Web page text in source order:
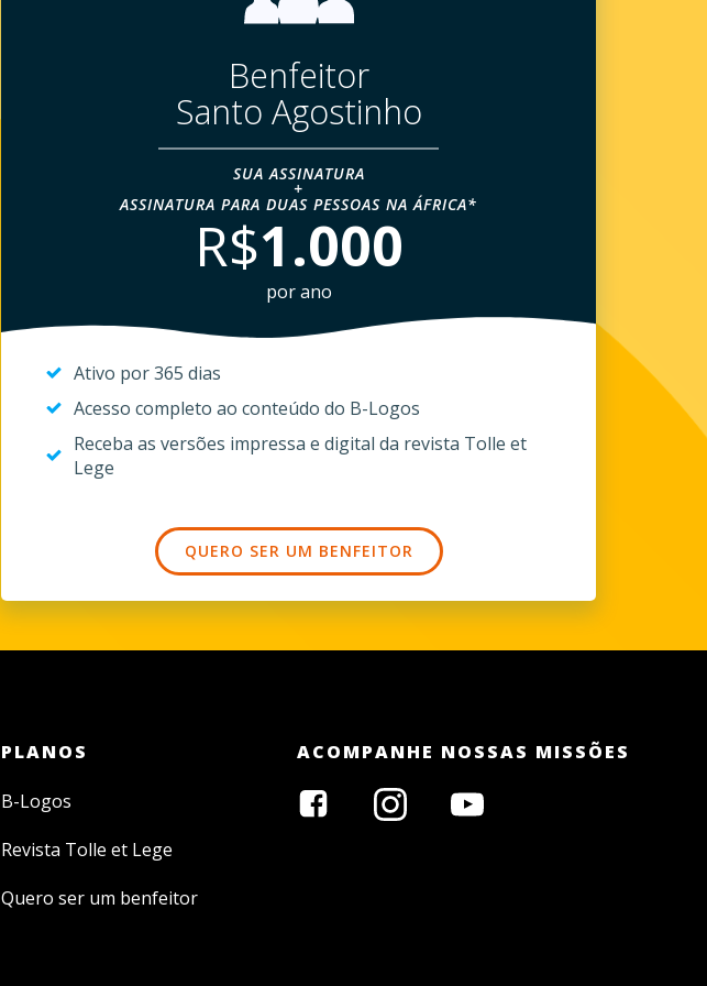
Benfeitor
Santo Agostinho
SUA ASSINATURA
+
ASSINATURA PARA DUAS PESSOAS NA ÁFRICA*
R$1.000
por ano
Ativo por 365 dias
Acesso completo ao conteúdo do B-Logos
Receba as versões impressa e digital da revista Tolle et
Lege
QUERO SER UM BENFEITOR
PLANOS
B-Logos
Revista Tolle et Lege
Quero ser um benfeitor
ACOMPANHE NOSSAS MISSÕES